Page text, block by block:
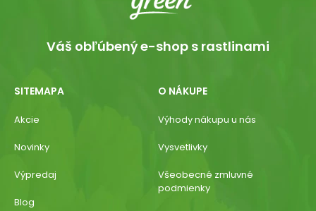
Váš obľúbený e-shop s rastlinami
SITEMAPA
Akcie
Novinky
Výpredaj
Blog
O NÁKUPE
Výhody nákupu u nás
Vysvetlivky
Všeobecné zmluvné
podmienky